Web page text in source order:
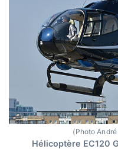
(Photo
Hélicoptère EC120